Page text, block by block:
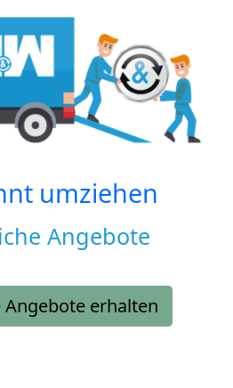
umziehen
Angebote
Angebote erhalten